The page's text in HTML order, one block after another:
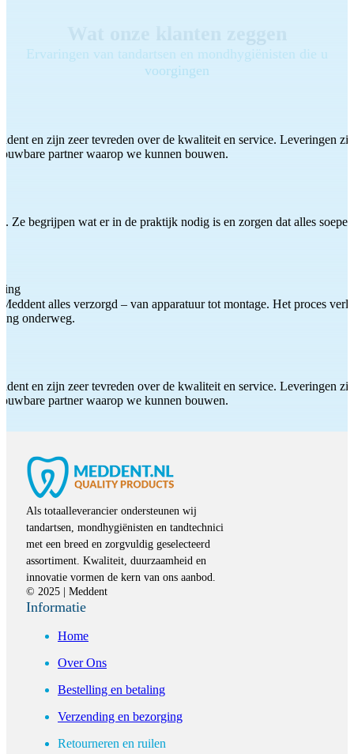
Ervaringen van tandartsen en mondhygiënisten die u
voorgingen
en zijn zeer tevreden over de kwaliteit en service. Leveringen
partner waarop we kunnen bouwen.
Ze begrijpen wat er in de praktijk nodig is en zorgen dat alles
alles verzorgd – van apparatuur tot montage. Het proces
onderweg.
en zijn zeer tevreden over de kwaliteit en service. Leveringen
partner waarop we kunnen bouwen.
Als totaalleverancier ondersteunen wij
tandartsen, mondhygiënisten en tandtechnici
met een breed en zorgvuldig geselecteerd
assortiment. Kwaliteit, duurzaamheid en
innovatie vormen de kern van ons aanbod.
© 2025 | Meddent
Informatie
Home
Over Ons
Bestelling en betaling
Verzending en bezorging
Retourneren en ruilen